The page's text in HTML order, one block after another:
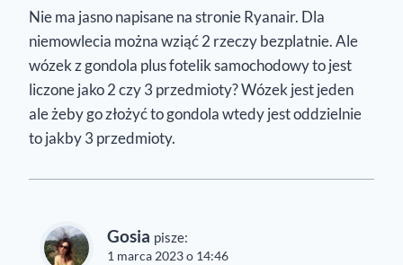
Nie ma jasno napisane na stronie Ryanair. Dla
niemowlecia można wziąć 2 rzeczy bezplatnie. Ale
wózek z gondola plus fotelik samochodowy to jest
liczone jako 2 czy 3 przedmioty? Wózek jest jeden
ale żeby go złożyć to gondola wtedy jest oddzielnie
to jakby 3 przedmioty.
Gosia pisze:
1 marca 2023 o 14:46